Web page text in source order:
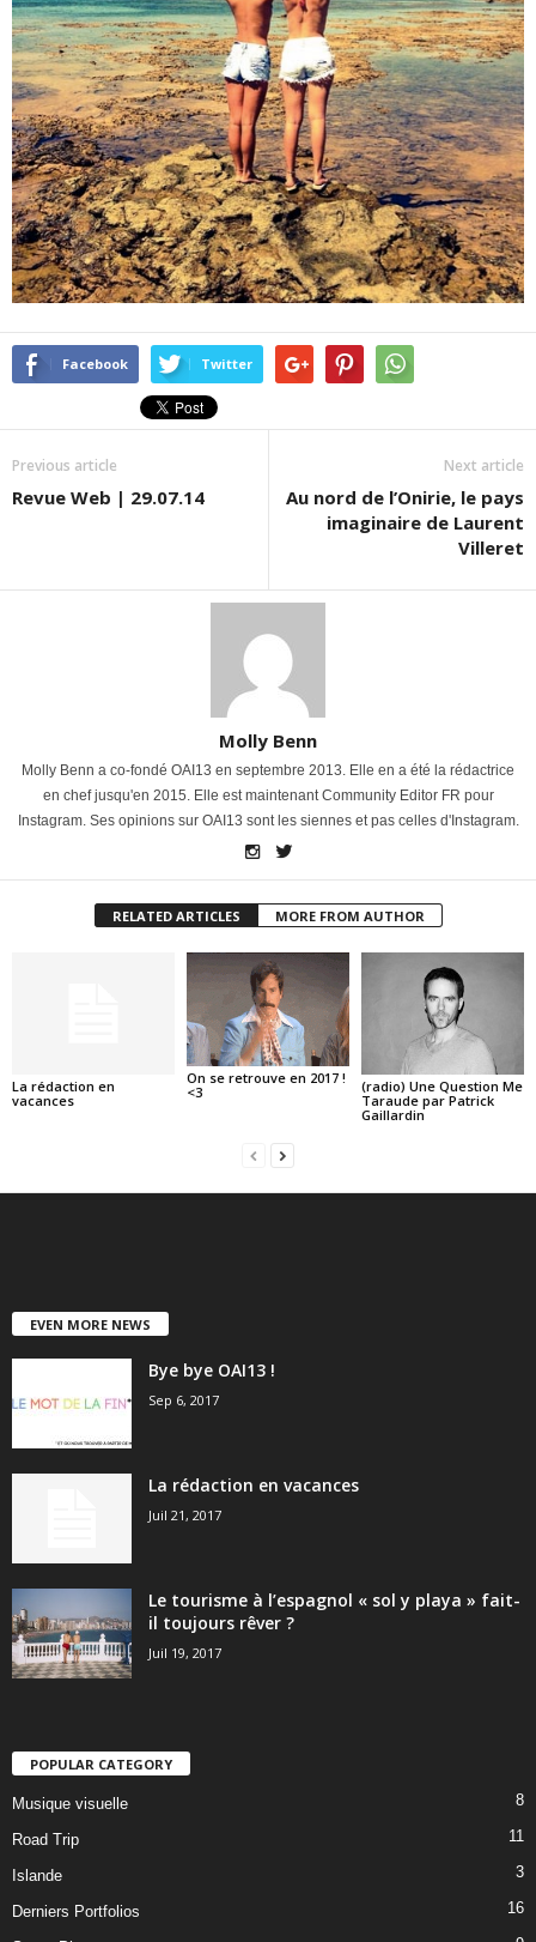
Facebook Twitter
Previous article
Revue Web | 29.07.14
Next article
Au nord de l’Onirie, le pays
imaginaire de Laurent
Villeret
Molly Benn
Molly Benn a co-fondé OAI13 en septembre 2013. Elle en a été la rédactrice
en chef jusqu'en 2015. Elle est maintenant Community Editor FR pour
Instagram. Ses opinions sur OAI13 sont les siennes et pas celles d'Instagram.
RELATED ARTICLES MORE FROM AUTHOR
La rédaction en
vacances
On se retrouve en 2017 !
<3
(radio) Une Question Me
Taraude par Patrick
Gaillardin
EVEN MORE NEWS
Bye bye OAI13 !
Sep 6, 2017
La rédaction en vacances
Juil 21, 2017
Le tourisme à l’espagnol « sol y playa » fait-
il toujours rêver ?
Juil 19, 2017
POPULAR CATEGORY
Musique visuelle 8
Road Trip 11
Islande 3
Derniers Portfolios 16